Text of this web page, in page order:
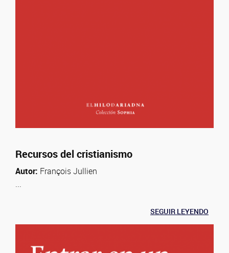
Recursos del cristianismo
Autor: François Jullien
...
SEGUIR LEYENDO